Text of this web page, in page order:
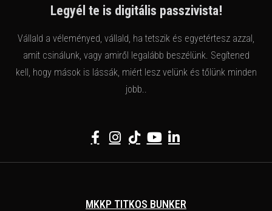
Legyél te is digitális passzivista!
Vállald a véleményed, vállald, ha tetszik és egyetértesz azzal,
amit csinálunk, vagy amiről legalább beszélünk. Segítened
kell, hogy mások is lássák, miért lesz velünk és tőlünk minden
jobb..
MKKP TITKOS BUNKER